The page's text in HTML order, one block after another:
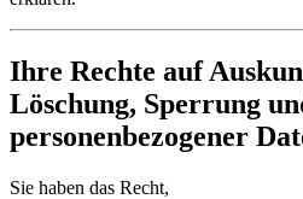
Ihre Rechte auf
Löschung, Sperrung
personenbezogener
Sie haben das Recht,